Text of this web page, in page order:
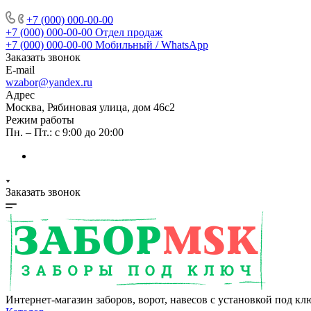
+7 (000) 000-00-00
+7 (000) 000-00-00 Отдел продаж
+7 (000) 000-00-00 Мобильный / WhatsApp
Заказать звонок
E-mail
wzabor@yandex.ru
Адрес
Москва, Рябиновая улица, дом 46с2
Режим работы
Пн. – Пт.: с 9:00 до 20:00
Заказать звонок
Интернет-магазин заборов, ворот, навесов с установкой под